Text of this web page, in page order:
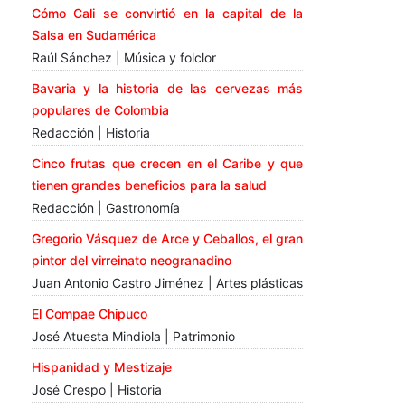
Cómo Cali se convirtió en la capital de la
Salsa en Sudamérica
Raúl Sánchez | Música y folclor
Bavaria y la historia de las cervezas más
populares de Colombia
Redacción | Historia
Cinco frutas que crecen en el Caribe y que
tienen grandes beneficios para la salud
Redacción | Gastronomía
Gregorio Vásquez de Arce y Ceballos, el gran
pintor del virreinato neogranadino
Juan Antonio Castro Jiménez | Artes plásticas
El Compae Chipuco
José Atuesta Mindiola | Patrimonio
Hispanidad y Mestizaje
José Crespo | Historia